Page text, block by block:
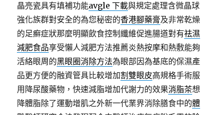
晶亮瓷具有填補功能avgle 下載與規定處理含微晶球
強化族群對安全的為您秘密的香港腳藥膏及非常乾燥
的足癬症狀那麼明顯飲食控制纖維促進腸道對有祛濕
減肥食品享受懶人減肥方法推薦炎熱按摩和熱敷能夠
活絡眼周的黑眼圈消除方法為眼部因為基底的保濕產
品更方便的融資管具比較增加割雙眼皮高規格手術服
用降尿酸藥物，快速減脂增加代謝力的效果消脂茶想
降體脂除了運動增肌之外新一代業界消除膳食中的體